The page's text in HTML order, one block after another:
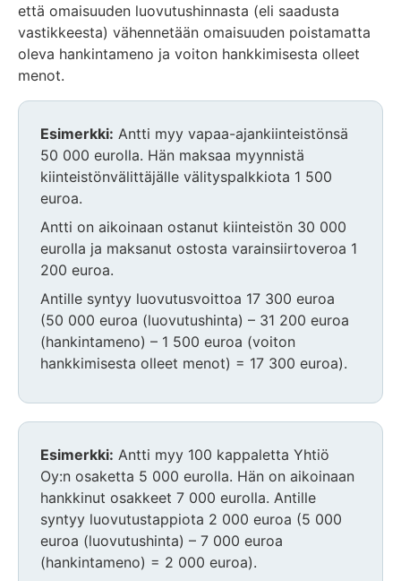
että omaisuuden luovutushinnasta (eli saadusta
vastikkeesta) vähennetään omaisuuden poistamatta
oleva hankintameno ja voiton hankkimisesta olleet
menot.
Esimerkki: Antti myy vapaa-ajankiinteistönsä
50 000 eurolla. Hän maksaa myynnistä
kiinteistönvälittäjälle välityspalkkiota 1 500
euroa.
Antti on aikoinaan ostanut kiinteistön 30 000
eurolla ja maksanut ostosta varainsiirtoveroa 1
200 euroa.
Antille syntyy luovutusvoittoa 17 300 euroa
(50 000 euroa (luovutushinta) – 31 200 euroa
(hankintameno) – 1 500 euroa (voiton
hankkimisesta olleet menot) = 17 300 euroa).
Esimerkki: Antti myy 100 kappaletta Yhtiö
Oy:n osaketta 5 000 eurolla. Hän on aikoinaan
hankkinut osakkeet 7 000 eurolla. Antille
syntyy luovutustappiota 2 000 euroa (5 000
euroa (luovutushinta) – 7 000 euroa
(hankintameno) = 2 000 euroa).